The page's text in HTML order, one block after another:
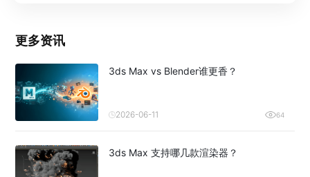
更多资讯
3ds Max vs Blender谁更香？
2026-06-11 64
3ds Max 支持哪几款渲染器？